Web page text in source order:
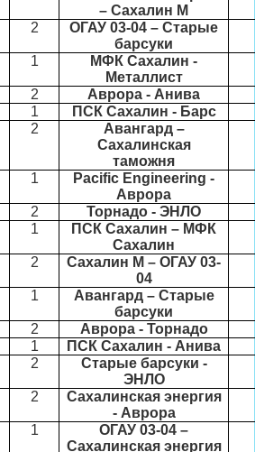
– Сахалин М
2
ОГАУ 03-04 – Старые
барсуки
1
МФК Сахалин -
Металлист
2
Аврора - Анива
1
ПСК Сахалин - Барс
2
Авангард –
Сахалинская
таможня
1 Pacific Engineering -
Аврора
2
Торнадо - ЭНЛО
1
ПСК Сахалин – МФК
Сахалин
2
Сахалин М – ОГАУ 03-
04
1
Авангард – Старые
барсуки
2
Аврора - Торнадо
1
ПСК Сахалин - Анива
2
Старые барсуки -
ЭНЛО
2
Сахалинская энергия
- Аврора
1
ОГАУ 03-04 –
Сахалинская энергия